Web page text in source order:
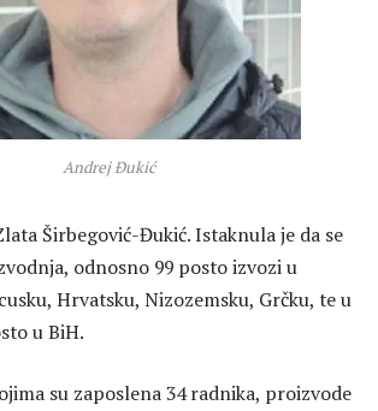
Andrej Đukić
Širbegović-Đukić. Istaknula je da se
odnosno 99 posto izvozi u
Hrvatsku, Nizozemsku, Grčku, te u
u BiH.
su zaposlena 34 radnika, proizvode